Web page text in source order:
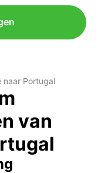
naar Portugal
van